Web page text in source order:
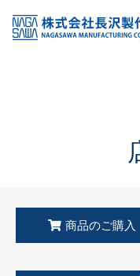
KSS加盟店・取扱店情報
店舗一覧
商品のご購入